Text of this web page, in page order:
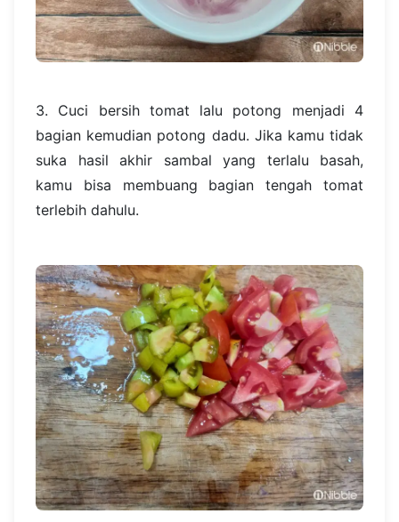
3. Cuci bersih tomat lalu potong menjadi 4
bagian kemudian potong dadu. Jika kamu tidak
suka hasil akhir sambal yang terlalu basah,
kamu bisa membuang bagian tengah tomat
terlebih dahulu.